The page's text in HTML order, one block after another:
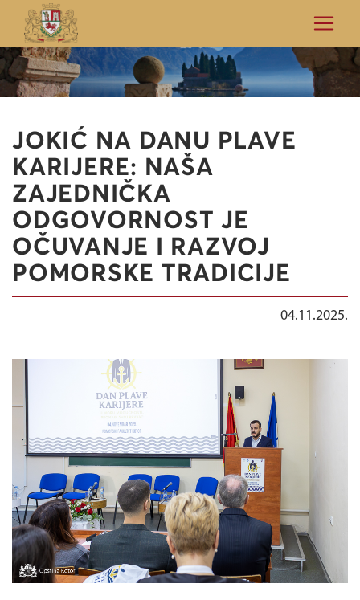
JOKIĆ NA DANU PLAVE
KARIJERE: NAŠA
ZAJEDNIČKA
ODGOVORNOST JE
OČUVANJE I RAZVOJ
POMORSKE TRADICIJE
04.11.2025.